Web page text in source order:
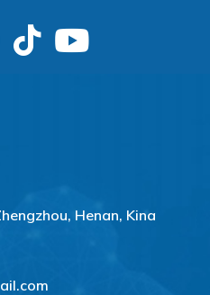
Henan, Kina
Norsk bokmål